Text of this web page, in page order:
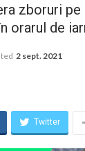
zboruri
orarul de
2 sept. 2021
Twitter